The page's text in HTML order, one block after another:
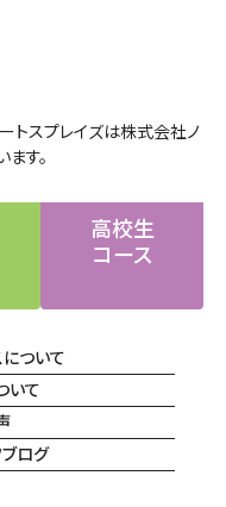
トスプレイズは株式会社ノ
す。
高校生
コース
について
いて
ブログ